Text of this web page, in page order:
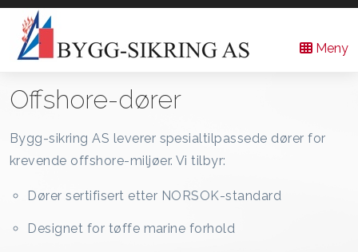
Bygg-
Sikring
AS
Hovedmeny Meny
Offshore-dører
Bygg-sikring AS leverer spesialtilpassede dører for
krevende offshore-miljøer. Vi tilbyr:
Dører sertifisert etter NORSOK-standard
Designet for tøffe marine forhold